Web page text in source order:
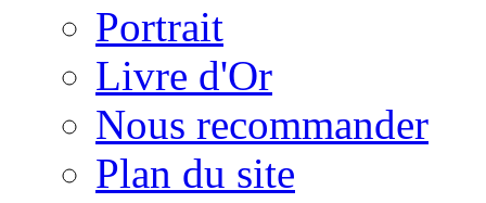
Portrait
Livre d'Or
Nous recommander
Plan du site